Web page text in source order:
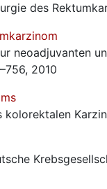
des
neoadjuvanten
2010
kolorektalen